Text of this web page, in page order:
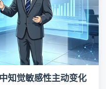
知觉敏感性主动变化